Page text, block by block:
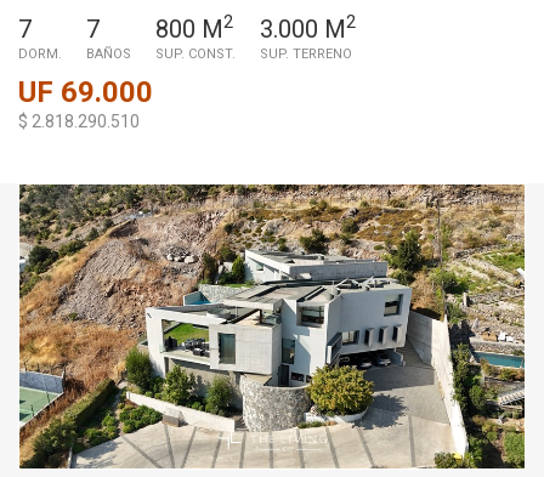
7
DORM.
7
BAÑOS
800 M2
SUP. CONST.
3.000 M2
SUP. TERRENO
UF 69.000
$ 2.818.290.510